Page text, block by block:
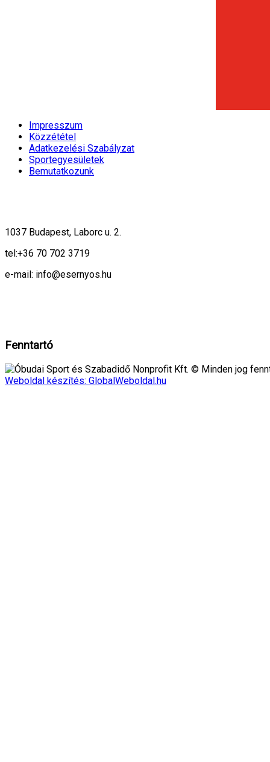
Impresszum
Közzététel
Adatkezelési Szabályzat
Sportegyesületek
Bemutatkozunk
1037 Budapest, Laborc u. 2.
tel:+36 70 702 3719
e-mail: info@esernyos.hu
Fenntartó
Óbudai Sport és Szabadidő Nonprofit Kft. © Minden jog
Weboldal készítés: GlobalWeboldal.hu